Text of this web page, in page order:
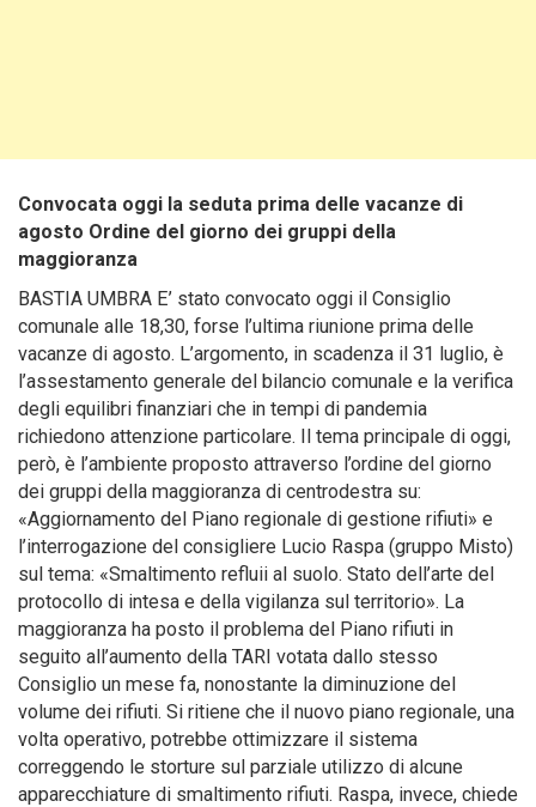
Convocata oggi la seduta prima delle vacanze di
agosto Ordine del giorno dei gruppi della
maggioranza
BASTIA UMBRA E’ stato convocato oggi il Consiglio
comunale alle 18,30, forse l’ultima riunione prima delle
vacanze di agosto. L’argomento, in scadenza il 31 luglio, è
l’assestamento generale del bilancio comunale e la verifica
degli equilibri finanziari che in tempi di pandemia
richiedono attenzione particolare. Il tema principale di oggi,
però, è l’ambiente proposto attraverso l’ordine del giorno
dei gruppi della maggioranza di centrodestra su:
«Aggiornamento del Piano regionale di gestione rifiuti» e
l’interrogazione del consigliere Lucio Raspa (gruppo Misto)
sul tema: «Smaltimento refluii al suolo. Stato dell’arte del
protocollo di intesa e della vigilanza sul territorio». La
maggioranza ha posto il problema del Piano rifiuti in
seguito all’aumento della TARI votata dallo stesso
Consiglio un mese fa, nonostante la diminuzione del
volume dei rifiuti. Si ritiene che il nuovo piano regionale, una
volta operativo, potrebbe ottimizzare il sistema
correggendo le storture sul parziale utilizzo di alcune
apparecchiature di smaltimento rifiuti. Raspa, invece, chiede